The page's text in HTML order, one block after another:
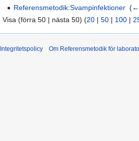
Referensmetodik:Svampinfektioner ‎(←
Visa (förra 50 | nästa 50) (20 | 50 | 100 |
Integritetspolicy Om Referensmetodik för